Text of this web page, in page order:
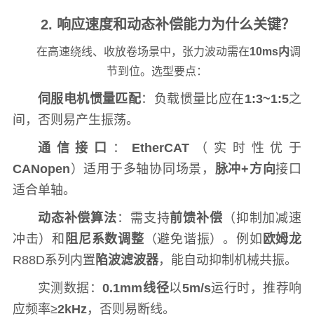
2. 响应速度和动态补偿能力为什么关键？
在高速绕线、收放卷场景中，张力波动需在10ms内调
节到位。选型要点：
伺服电机惯量匹配：负载惯量比应在1:3~1:5之
间，否则易产生振荡。
通信接口
： EtherCAT（实时性优于
CANopen ）适用于多轴协同场景， 脉冲+方向接口
适合单轴。
动态补偿算法 ：需支持前馈补偿 （抑制加减速
冲击）和 阻尼系数调整 （避免谐振）。例如 欧姆龙
R88D系列内置 陷波滤波器，能自动抑制机械共振。
实测数据：0.1mm线径以5m/s运行时，推荐响
应频率≥2kHz，否则易断线。